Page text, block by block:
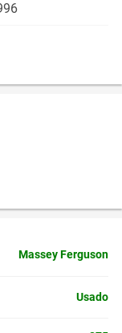
Massey Ferguson
Usado